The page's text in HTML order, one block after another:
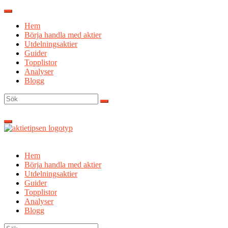
Hoppa
innehållHem
Börja handla med aktier
Utdelningsaktier
Guider
Topplistor
Analyser
Blogg
Sök
efter:
Hem
Börja handla med aktier
Utdelningsaktier
Guider
Topplistor
Analyser
Blogg